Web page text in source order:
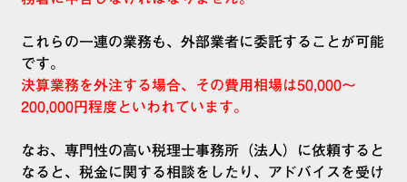
これらの一連の業務も、外部業者に委託することが可能
です。
決算業務を外注する場合、その費用相場は50,000～
200,000円程度といわれています。
なお、専門性の高い税理士事務所（法人）に依頼すると
なると、税金に関する相談をしたり、アドバイスを受け